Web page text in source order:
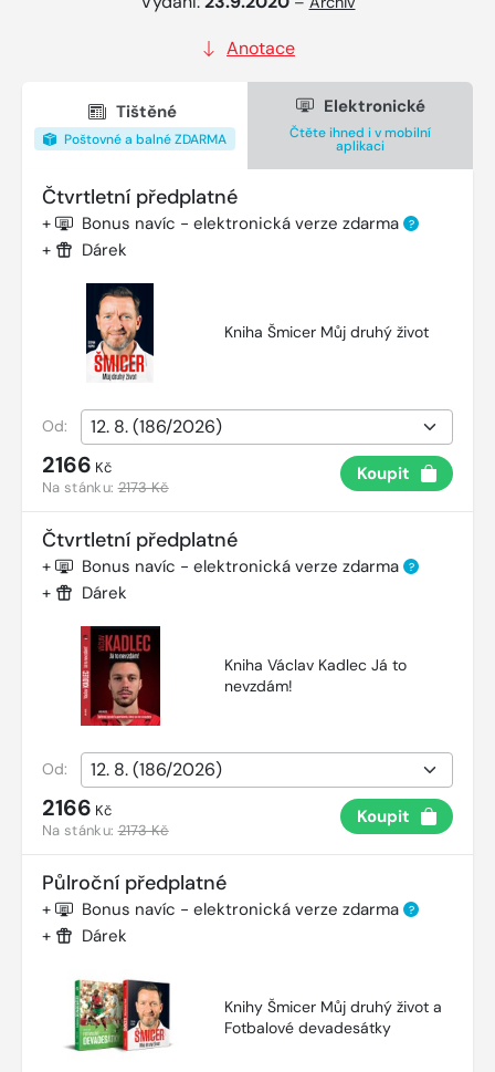
Anotace
Tištěné
Poštovné a balné ZDARMA
Elektronické
Čtěte ihned i v mobilní
aplikaci
Čtvrtletní předplatné
+ Bonus navíc - elektronická verze zdarma ?
+ Dárek
Kniha Šmicer Můj druhý život
Od:
2166 Kč
Na stánku:2173 Kč
Koupit
Čtvrtletní předplatné
+ Bonus navíc - elektronická verze zdarma ?
+ Dárek
Kniha Václav Kadlec Já to
nevzdám!
Od:
2166 Kč
Na stánku:2173 Kč
Koupit
Půlroční předplatné
+ Bonus navíc - elektronická verze zdarma ?
+ Dárek
Knihy Šmicer Můj druhý život a
Fotbalové devadesátky